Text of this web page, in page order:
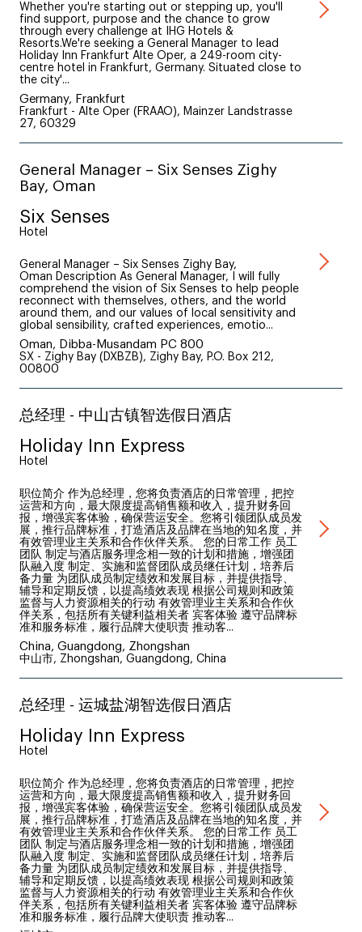
Whether you're starting out or stepping up, you'll
find support, purpose and the chance to grow
through every challenge at IHG Hotels &
Resorts.We're seeking a General Manager to lead
Holiday Inn Frankfurt Alte Oper, a 249-room city-
centre hotel in Frankfurt, Germany. Situated close to
the city'...
Germany, Frankfurt
Frankfurt - Alte Oper (FRAAO), Mainzer Landstrasse
27, 60329
General Manager – Six Senses Zighy
Bay, Oman
Six Senses
Hotel
General Manager – Six Senses Zighy Bay,
Oman Description As General Manager, I will fully
comprehend the vision of Six Senses to help people
reconnect with themselves, others, and the world
around them, and our values of local sensitivity and
global sensibility, crafted experiences, emotio...
Oman, Dibba-Musandam PC 800
SX - Zighy Bay (DXBZB), Zighy Bay, P.O. Box 212,
00800
总经理 - 中山古镇智选假日酒店
Holiday Inn Express
Hotel
职位简介 作为总经理，您将负责酒店的日常管理，把控
运营和方向，最大限度提高销售额和收入，提升财务回
报，增强宾客体验，确保营运安全。您将引领团队成员发
展，推行品牌标准，打造酒店及品牌在当地的知名度，并
有效管理业主关系和合作伙伴关系。 您的日常工作 员工
团队 制定与酒店服务理念相一致的计划和措施，增强团
队融入度 制定、实施和监督团队成员继任计划，培养后
备力量 为团队成员制定绩效和发展目标，并提供指导、
辅导和定期反馈，以提高绩效表现 根据公司规则和政策
监督与人力资源相关的行动 有效管理业主关系和合作伙
伴关系，包括所有关键利益相关者 宾客体验 遵守品牌标
准和服务标准，履行品牌大使职责 推动客...
China, Guangdong, Zhongshan
中山市, Zhongshan, Guangdong, China
总经理 - 运城盐湖智选假日酒店
Holiday Inn Express
Hotel
职位简介 作为总经理，您将负责酒店的日常管理，把控
运营和方向，最大限度提高销售额和收入，提升财务回
报，增强宾客体验，确保营运安全。您将引领团队成员发
展，推行品牌标准，打造酒店及品牌在当地的知名度，并
有效管理业主关系和合作伙伴关系。 您的日常工作 员工
团队 制定与酒店服务理念相一致的计划和措施，增强团
队融入度 制定、实施和监督团队成员继任计划，培养后
备力量 为团队成员制定绩效和发展目标，并提供指导、
辅导和定期反馈，以提高绩效表现 根据公司规则和政策
监督与人力资源相关的行动 有效管理业主关系和合作伙
伴关系，包括所有关键利益相关者 宾客体验 遵守品牌标
准和服务标准，履行品牌大使职责 推动客...